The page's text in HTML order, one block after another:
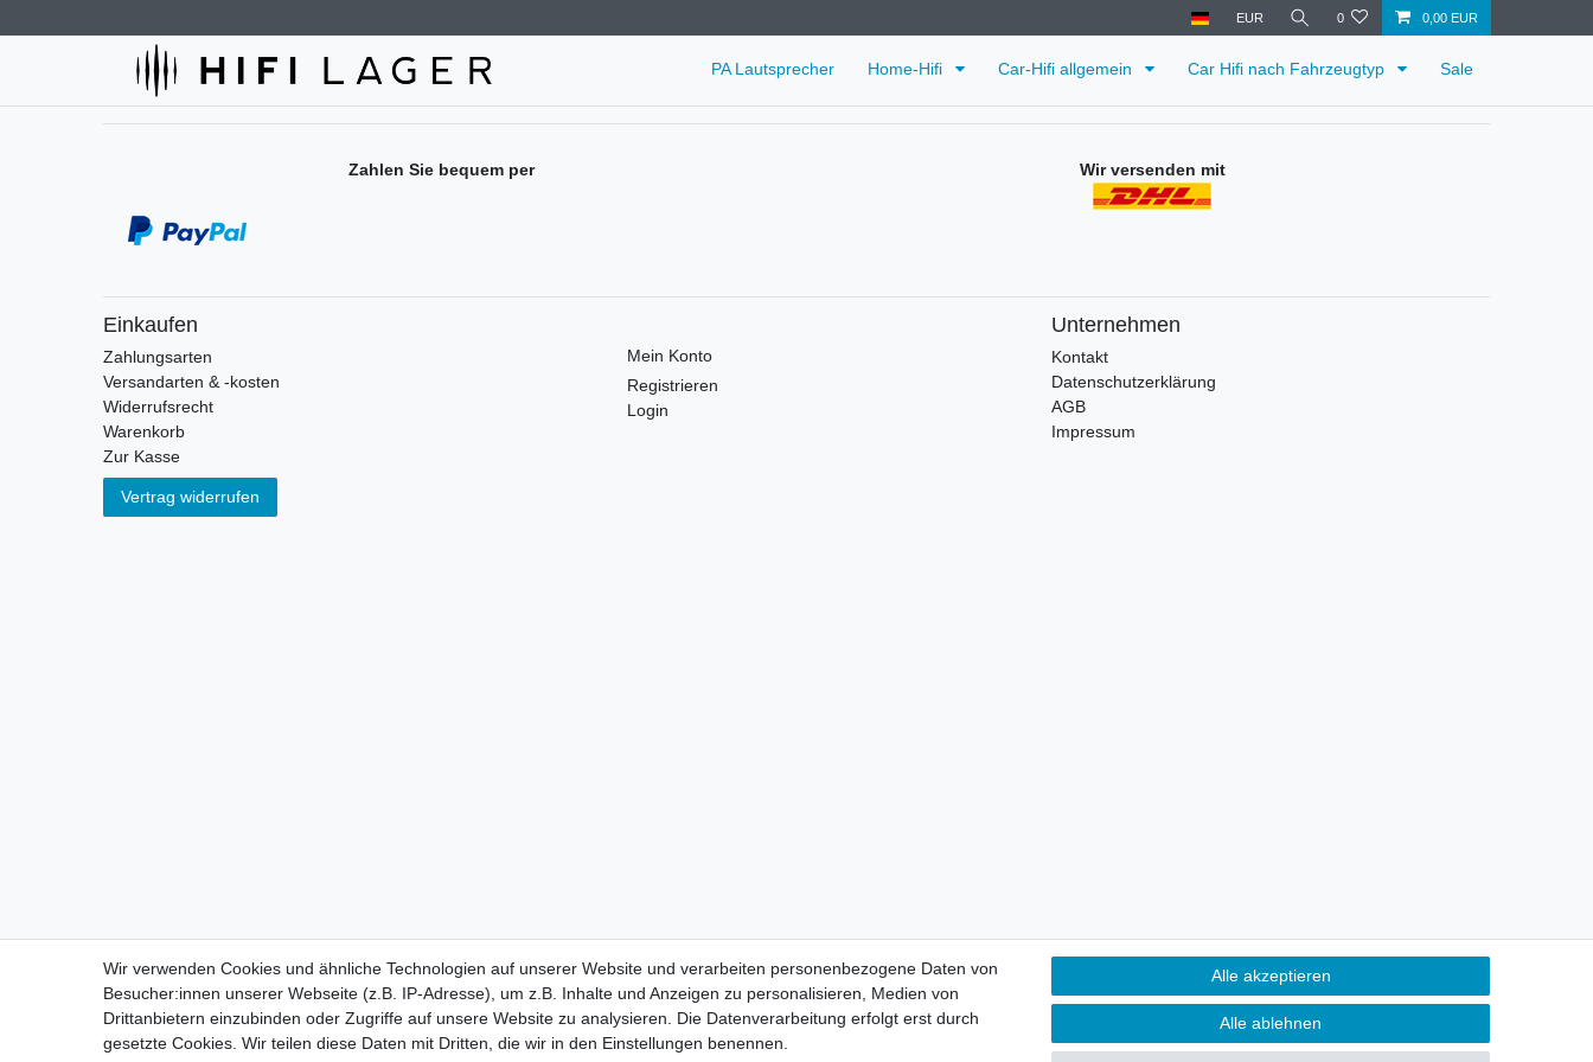
EUR 0 0,00 EUR
PA Lautsprecher Home-Hifi Car-Hifi allgemein Car Hifi nach Fahrzeugtyp Sale
Zahlen Sie bequem per Wir versenden mit
Einkaufen
Zahlungsarten
Versandarten & -kosten
Widerrufsrecht
Warenkorb
Zur Kasse
Vertrag widerrufen
Mein Konto
Registrieren
Login
Unternehmen
Kontakt
Datenschutzerklärung
AGB
Impressum
Wir verwenden Cookies und ähnliche Technologien auf unserer Website und verarbeiten personenbezogene Daten von
Besucher:innen unserer Webseite (z.B. IP-Adresse), um z.B. Inhalte und Anzeigen zu personalisieren, Medien von
Drittanbietern einzubinden oder Zugriffe auf unsere Website zu analysieren. Die Datenverarbeitung erfolgt erst durch
gesetzte Cookies. Wir teilen diese Daten mit Dritten, die wir in den Einstellungen benennen.
Alle akzeptieren
Alle ablehnen